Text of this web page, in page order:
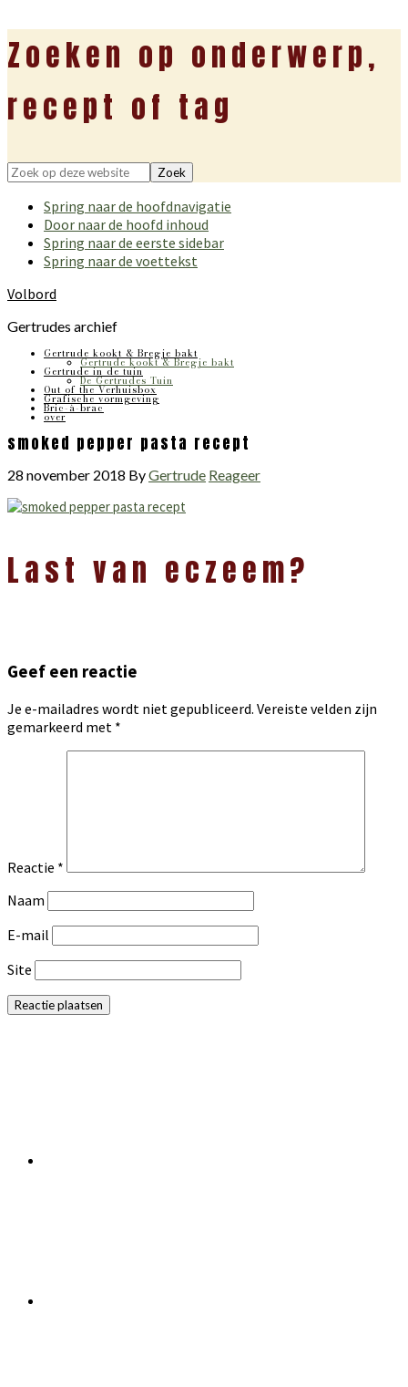
Zoeken op onderwerp,
recept of tag
Zoek
deze
website
Spring naar de hoofdnavigatie
Door naar de hoofd inhoud
Spring naar de eerste sidebar
Spring naar de voettekst
Volbord
Gertrudes archief
Gertrude kookt & Bregje bakt
Gertrude kookt & Bregje bakt
Gertrude in de tuin
De Gertrudes Tuin
Out of the Verhuisbox
Grafische vormgeving
Bric-à-brac
over
smoked pepper pasta recept
28 november 2018 ByGertrude Reageer
Interacties
Last van eczeem?
Geef een reactie
Je e-mailadres wordt niet gepubliceerd. Vereiste velden zijn
gemarkeerd met *
Reactie *
Naam
E-mail
Site